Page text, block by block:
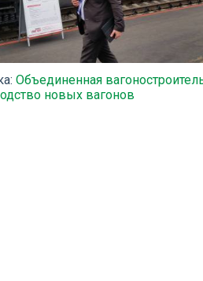
Объединенная
новых вагонов